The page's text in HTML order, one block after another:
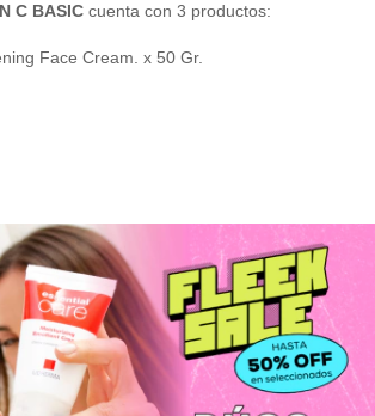
C BASIC cuenta con 3 productos:
Face Cream. x 50 Gr.
Body Cream. x 180 Gr.
Reset Cream
los laboratorios presentan faltantes